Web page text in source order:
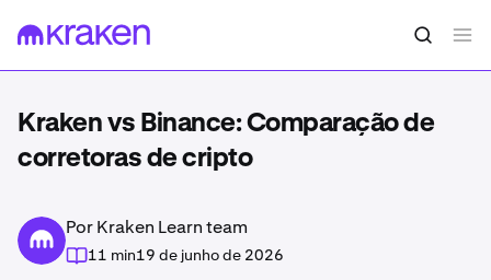
Kraken vs Binance: Comparação de
corretoras de cripto
Por Kraken Learn team
11 min19 de junho de 2026